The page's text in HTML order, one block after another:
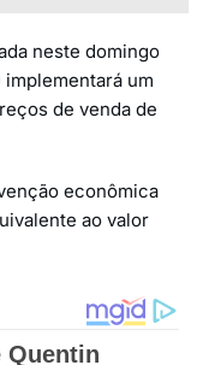
neste domingo
implementará um
de venda de
econômica
ao valor